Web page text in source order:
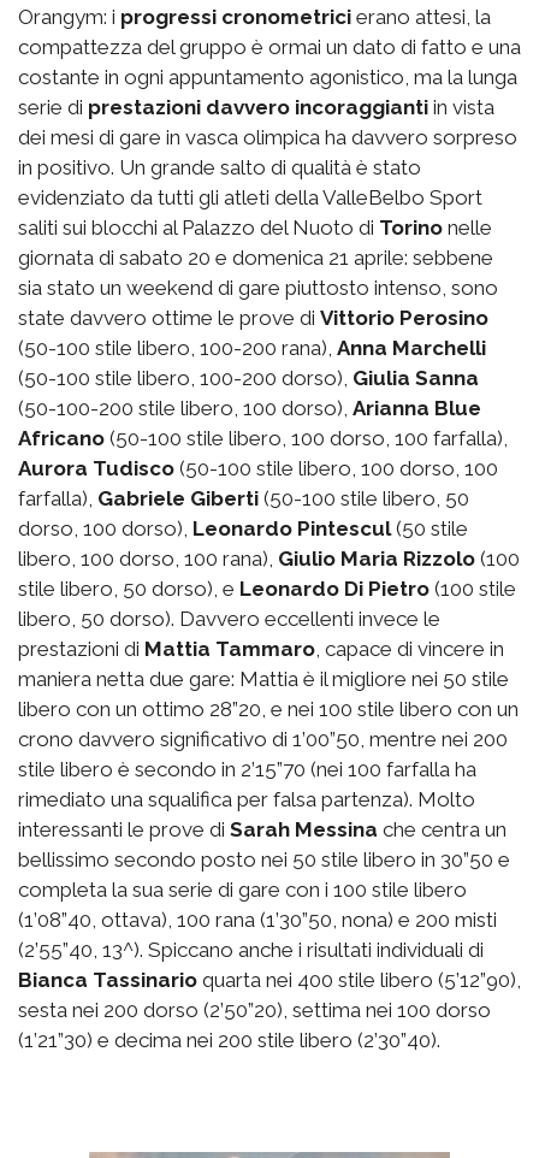
Orangym: i progressi cronometrici erano attesi, la
compattezza del gruppo è ormai un dato di fatto e una
costante in ogni appuntamento agonistico, ma la lunga
serie di prestazioni davvero incoraggianti in vista
dei mesi di gare in vasca olimpica ha davvero sorpreso
in positivo. Un grande salto di qualità è stato
evidenziato da tutti gli atleti della ValleBelbo Sport
saliti sui blocchi al Palazzo del Nuoto di Torino nelle
giornata di sabato 20 e domenica 21 aprile: sebbene
sia stato un weekend di gare piuttosto intenso, sono
state davvero ottime le prove di Vittorio Perosino
(50-100 stile libero, 100-200 rana), Anna Marchelli
(50-100 stile libero, 100-200 dorso), Giulia Sanna
(50-100-200 stile libero, 100 dorso), Arianna Blue
Africano (50-100 stile libero, 100 dorso, 100 farfalla),
Aurora Tudisco (50-100 stile libero, 100 dorso, 100
farfalla), Gabriele Giberti (50-100 stile libero, 50
dorso, 100 dorso), Leonardo Pintescul(50 stile
libero, 100 dorso, 100 rana), Giulio Maria Rizzolo (100
stile libero, 50 dorso), e Leonardo Di Pietro (100 stile
libero, 50 dorso). Davvero eccellenti invece le
prestazioni di Mattia Tammaro , capace di vincere in
maniera netta due gare: Mattia è il migliore nei 50 stile
libero con un ottimo 28”20, e nei 100 stile libero con un
crono davvero significativo di 1’00”50, mentre nei 200
stile libero è secondo in 2’15”70 (nei 100 farfalla ha
rimediato una squalifica per falsa partenza). Molto
interessanti le prove di Sarah Messina che centra un
bellissimo secondo posto nei 50 stile libero in 30”50 e
completa la sua serie di gare con i 100 stile libero
(1’08”40, ottava), 100 rana (1’30”50, nona) e 200 misti
(2’55”40, 13^). Spiccano anche i risultati individuali di
Bianca Tassinario quarta nei 400 stile libero (5’12”90),
sesta nei 200 dorso (2’50”20), settima nei 100 dorso
(1’21”30) e decima nei 200 stile libero (2’30”40).